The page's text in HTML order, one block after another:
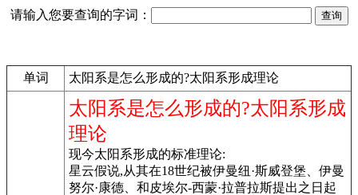
请输入您要查询的字词：
单词 太阳系是怎么形成的?太阳系形成理论
太阳系是怎么形成的?太阳系形成
理论
现今太阳系形成的标准理论:
星云假说,从其在18世纪被伊曼纽·斯威登堡、伊曼
努尔·康德、和皮埃尔-西蒙·拉普拉斯提出之日起